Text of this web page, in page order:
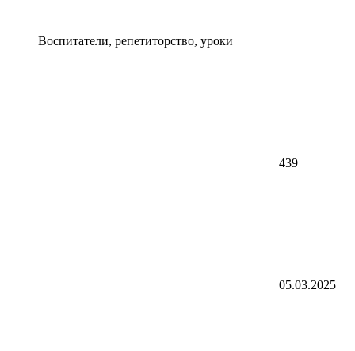
Воспитатели, репетиторство, уроки
439
05.03.2025